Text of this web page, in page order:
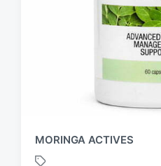
MORINGA ACTIVES